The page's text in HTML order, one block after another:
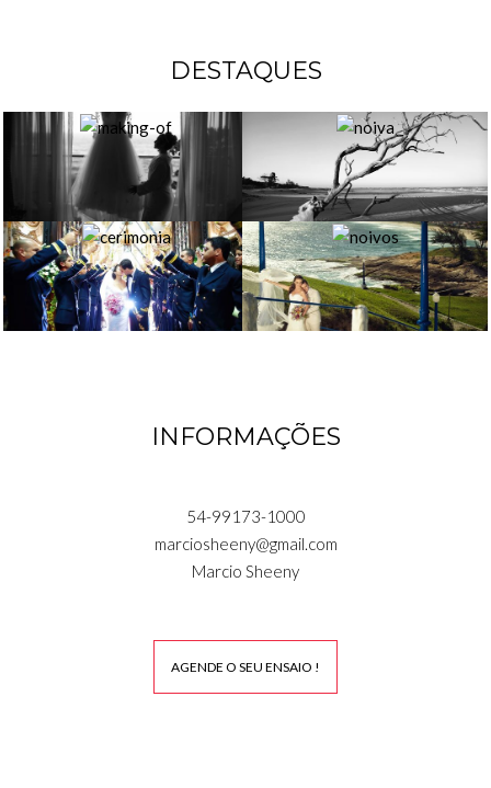
DESTAQUES
INFORMAÇÕES
54-99173-1000
marciosheeny@gmail.com
Marcio Sheeny
AGENDE O SEU ENSAIO !